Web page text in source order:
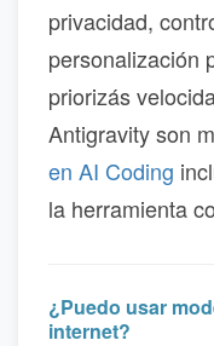
privacidad,
personalización
priorizás
Antigravity son
en AI Coding
la herramienta
¿Puedo usar
internet?